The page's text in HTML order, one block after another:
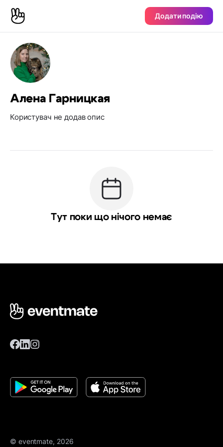
Додати подію
Алена Гарницкая
Користувач не додав опис
Тут поки що нічого немає
© eventmate, 2026